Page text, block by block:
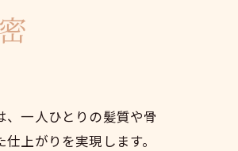
一人ひとりの髪質や骨
上がりを実現します。